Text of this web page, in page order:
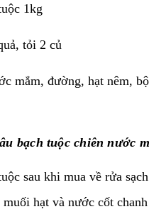
1kg
tỏi 2 củ
mắm, đường, hạt nêm,
bạch tuộc chiên nước
sau khi mua về rửa
hạt và nước cốt